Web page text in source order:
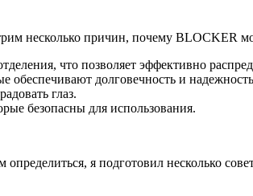
несколько причин, почему BLOCKER
что позволяет эффективно
обеспечивают долговечность и
глаз.
безопасны для использования.
я подготовил несколько